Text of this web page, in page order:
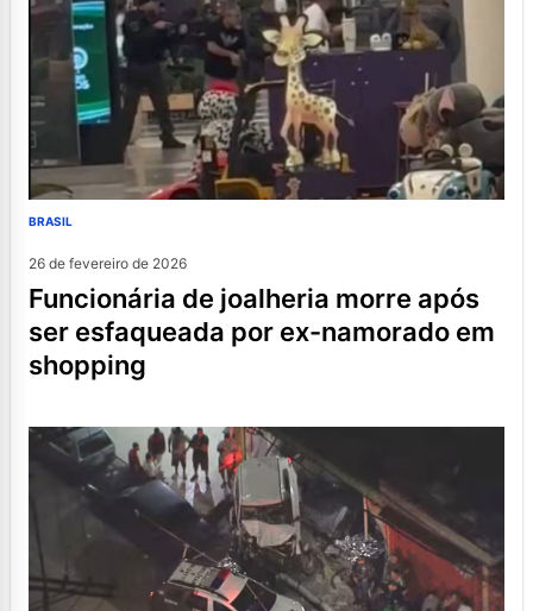
BRASIL
26 de fevereiro de 2026
funcionária de joalheria morre após
ser esfaqueada por ex-namorado em
shopping